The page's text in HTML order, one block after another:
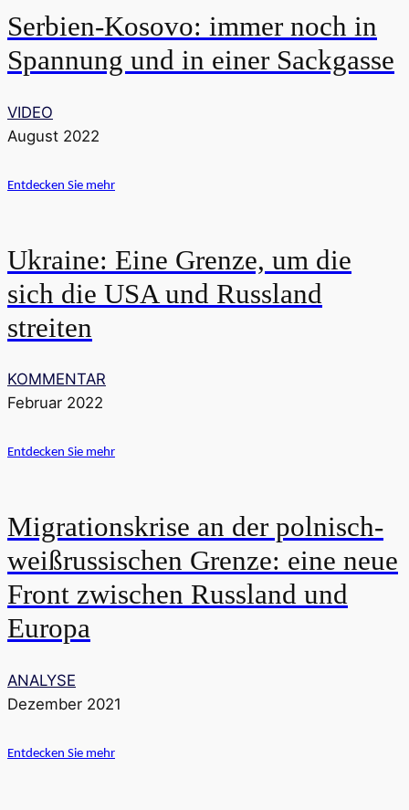
Serbien-Kosovo: immer noch in
Spannung und in einer Sackgasse
VIDEO
August 2022
Entdecken Sie mehr
Ukraine: Eine Grenze, um die
sich die USA und Russland
streiten
KOMMENTAR
Februar 2022
Entdecken Sie mehr
Migrationskrise an der polnisch-
weißrussischen Grenze: eine neue
Front zwischen Russland und
Europa
ANALYSE
Dezember 2021
Entdecken Sie mehr